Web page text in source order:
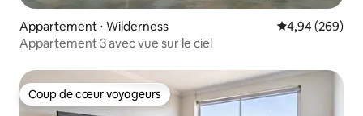
Appartement ⋅ Wilderness Évaluation
4,94 (269)
Appartement 3 avec vue sur le ciel
Coup de cœur voyageurs
Coup de cœur voyageurs